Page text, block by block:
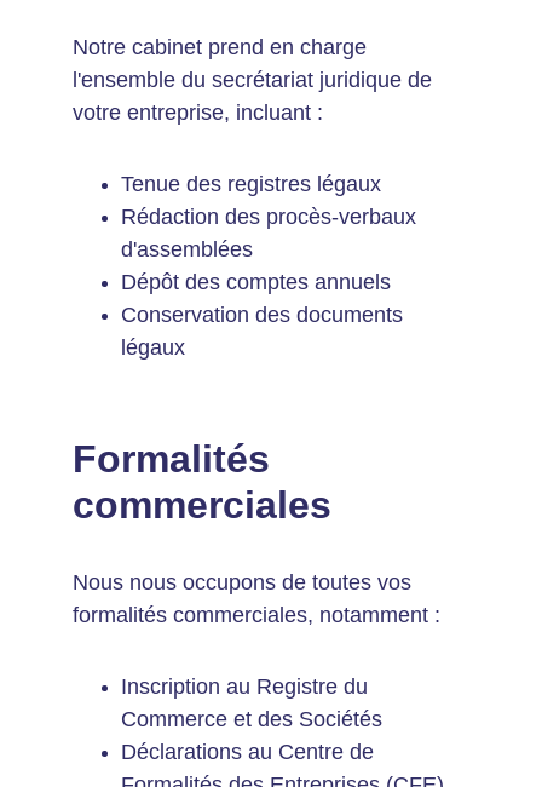
Notre cabinet prend en charge
l'ensemble du secrétariat juridique de
votre entreprise, incluant :
Tenue des registres légaux
Rédaction des procès-verbaux
d'assemblées
Dépôt des comptes annuels
Conservation des documents
légaux
Formalités
commerciales
Nous nous occupons de toutes vos
formalités commerciales, notamment :
Inscription au Registre du
Commerce et des Sociétés
Déclarations au Centre de